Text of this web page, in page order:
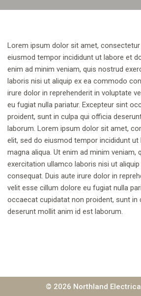
Lorem ipsum dolor sit amet,
eiusmod tempor incididunt ut labore et
enim ad minim veniam, quis nostrud
laboris nisi ut aliquip ex ea commodo
irure dolor in reprehenderit in voluptate
eu fugiat nulla pariatur. Excepteur sint
proident, sunt in culpa qui officia
laborum. Lorem ipsum dolor sit amet,
elit, sed do eiusmod tempor incididunt ut
magna aliqua. Ut enim ad minim veniam,
exercitation ullamco laboris nisi ut
consequat. Duis aute irure dolor in
velit esse cillum dolore eu fugiat nulla
occaecat cupidatat non proident, sunt in
deserunt mollit anim id est laborum.
© 2026 Northland